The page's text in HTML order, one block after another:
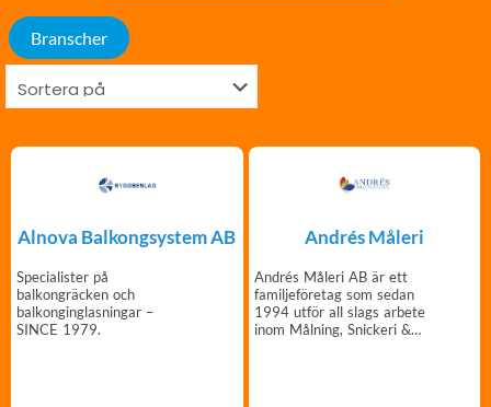
Branscher
Alnova Balkongsystem AB
Specialister på
balkongräcken och
balkonginglasningar –
SINCE 1979.
Andrés Måleri
Andrés Måleri AB är ett
familjeföretag som sedan
1994 utför all slags arbete
inom Målning, Snickeri &